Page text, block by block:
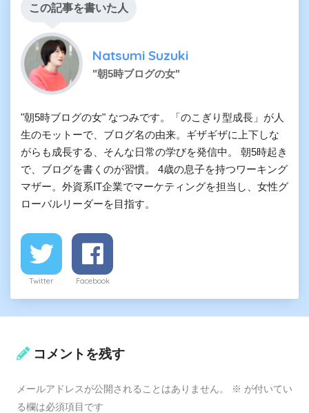
この記事を書いた人
Natsumi Suzuki
"朝5時ブログの女"
"朝5時ブログの女" なつみです。「のこぎり型成長」が人
生のモットーで、ブログ名の由来。ギザギザに上下しな
がらも成長する、そんな日常の学びを発信中。 朝5時起き
で、ブログを書くのが習慣。 4歳の息子を持つワーキング
マザー。外資系IT企業でマーケティングを担当し、女性グ
ローバルリーダーを目指す。
Twitter Facebook
コメントを残す
メールアドレスが公開されることはありません。 ※ が付いてい
る欄は必須項目です